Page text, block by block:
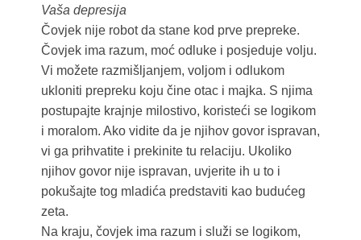
Vaša depresija
Čovjek nije robot da stane kod prve prepreke.
Čovjek ima razum, moć odluke i posjeduje volju.
Vi možete razmišljanjem, voljom i odlukom
ukloniti prepreku koju čine otac i majka. S njima
postupajte krajnje milostivo, koristeći se logikom
i moralom. Ako vidite da je njihov govor ispravan,
vi ga prihvatite i prekinite tu relaciju. Ukoliko
njihov govor nije ispravan, uvjerite ih u to i
pokušajte tog mladića predstaviti kao budućeg
zeta.
Na kraju, čovjek ima razum i služi se logikom,